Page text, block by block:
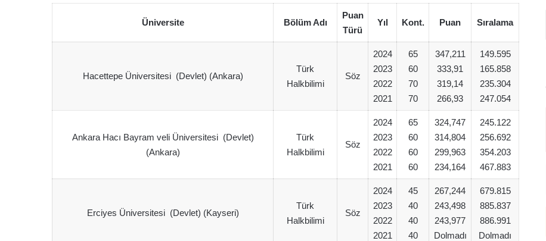
Üniversite Bölüm Adı
Puan
Türü
Yıl Kont. Puan Sıralama
Hacettepe Üniversitesi (Devlet) (Ankara)
Türk
Halkbilimi
Söz
2024
2023
2022
2021
65
60
70
70
347,211
333,91
319,14
266,93
149.595
165.858
235.304
247.054
Ankara Hacı Bayram veli Üniversitesi (Devlet)
(Ankara)
Türk
Halkbilimi
Söz
2024
2023
2022
2021
65
60
60
60
324,747
314,804
299,963
234,164
245.122
256.692
354.203
467.883
Erciyes Üniversitesi (Devlet) (Kayseri)
Türk
Halkbilimi
Söz
2024
2023
2022
2021
45
40
40
40
267,244
243,498
243,977
Dolmadı
679.815
885.837
886.991
Dolmadı